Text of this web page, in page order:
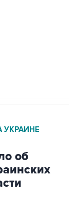
УКРАИНЕ
об